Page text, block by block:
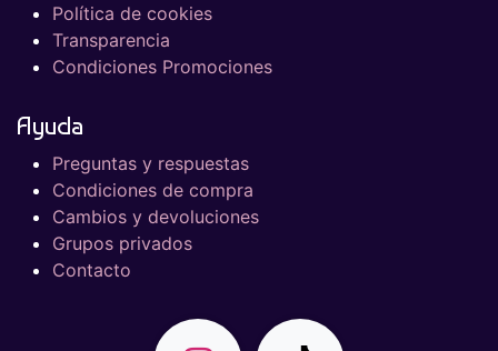
Política de cookies
Transparencia
Condiciones Promociones
Ayuda
Preguntas y respuestas
Condiciones de compra
Cambios y devoluciones
Grupos privados
Contacto